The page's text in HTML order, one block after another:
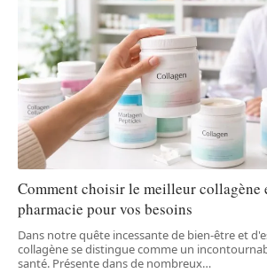
Comment choisir le meilleur collagène
pharmacie pour vos besoins
Dans notre quête incessante de bien-être et
collagène se distingue comme un
santé. Présente dans de nombreux…